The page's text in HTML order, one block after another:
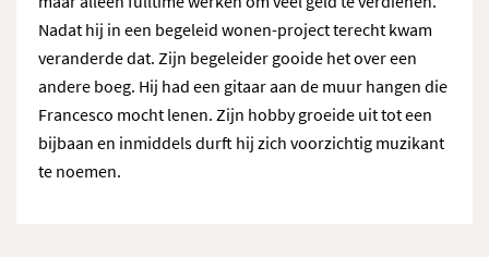
Nadat hij in een begeleid wonen-project terecht kwam
veranderde dat. Zijn begeleider gooide het over een
andere boeg. Hij had een gitaar aan de muur hangen die
Francesco mocht lenen. Zijn hobby groeide uit tot een
bijbaan en inmiddels durft hij zich voorzichtig muzikant
te noemen.